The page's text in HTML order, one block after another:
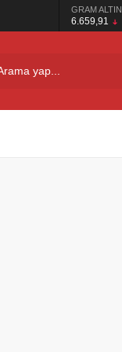
GRAM ALTIN
6.659,91